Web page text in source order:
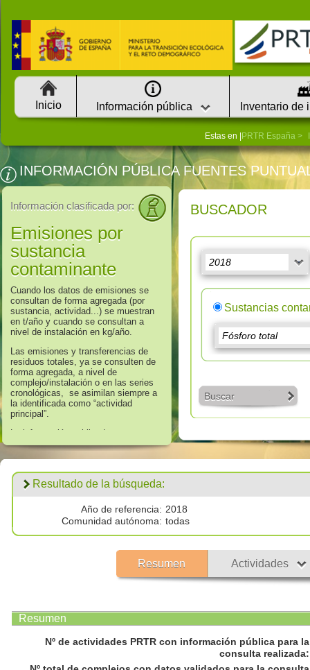
Inicio Información pública Inventario de
Estas en | PRTR España
INFORMACIÓN PÚBLICA FUENTES
Información clasificada por:
Emisiones por
sustancia
contaminante
Cuando los datos de emisiones se
consultan de forma agregada (por
sustancia, actividad...) se muestran
en t/año y cuando se consultan a
nivel de instalación en kg/año.
Las emisiones y transferencias de
residuos totales, ya se consulten de
forma agregada, a nivel de
complejo/instalación o en las series
cronológicas, se asimilan siempre a
la identificada como “actividad
principal”.
La información publicada en
referencia a los años 2008 hasta
establecidos en el Anexo II “Lista de
Sustancias” del Real Decreto
508/2007, de 20 de abril, que regula
el suministro de información sobre
emisiones del Reglamento E - PRTR
y de las autorizaciones ambientales
integradas.
Los datos publicados respecto al
todas las
emisiones por encima de cero
BUSCADOR
Sustancias
Buscar
Resultado de la búsqueda:
Año de referencia: 2018
Comunidad autónoma: todas
Resumen Actividades
Resumen
Nº de actividades PRTR con información pública para la
consulta realizada: